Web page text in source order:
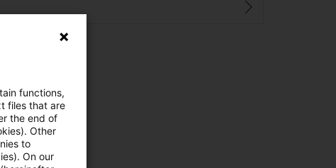
functions,
files that are
the end of
Other
to
On our